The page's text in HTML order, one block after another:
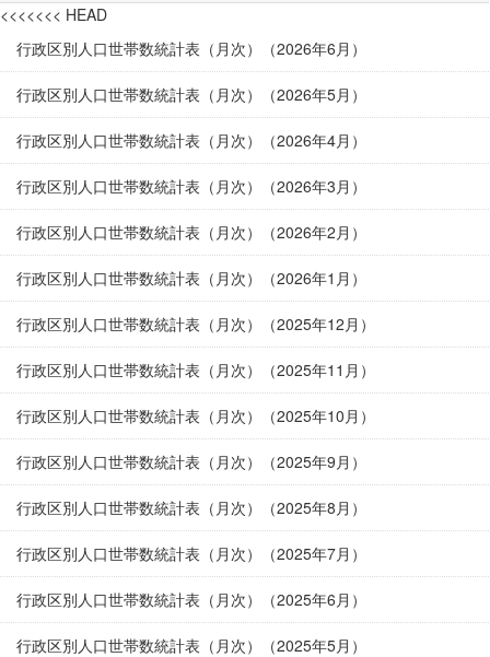
<<<<<<< HEAD
行政区別人口世帯数統計表（月次）（2026年6月）
行政区別人口世帯数統計表（月次）（2026年5月）
行政区別人口世帯数統計表（月次）（2026年4月）
行政区別人口世帯数統計表（月次）（2026年3月）
行政区別人口世帯数統計表（月次）（2026年2月）
行政区別人口世帯数統計表（月次）（2026年1月）
行政区別人口世帯数統計表（月次）（2025年12月）
行政区別人口世帯数統計表（月次）（2025年11月）
行政区別人口世帯数統計表（月次）（2025年10月）
行政区別人口世帯数統計表（月次）（2025年9月）
行政区別人口世帯数統計表（月次）（2025年8月）
行政区別人口世帯数統計表（月次）（2025年7月）
行政区別人口世帯数統計表（月次）（2025年6月）
行政区別人口世帯数統計表（月次）（2025年5月）